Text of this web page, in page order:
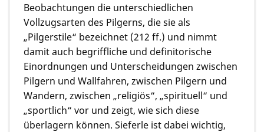
Beobachtungen die unterschiedlichen
Vollzugsarten des Pilgerns, die sie als
„Pilgerstile“ bezeichnet (212 ff.) und nimmt
damit auch begriffliche und definitorische
Einordnungen und Unterscheidungen zwischen
Pilgern und Wallfahren, zwischen Pilgern und
Wandern, zwischen „religiös“, „spirituell“ und
„sportlich“ vor und zeigt, wie sich diese
überlagern können. Sieferle ist dabei wichtig,